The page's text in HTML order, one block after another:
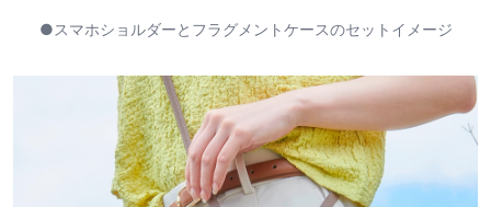
●スマホショルダーとフラグメントケースのセットイメージ